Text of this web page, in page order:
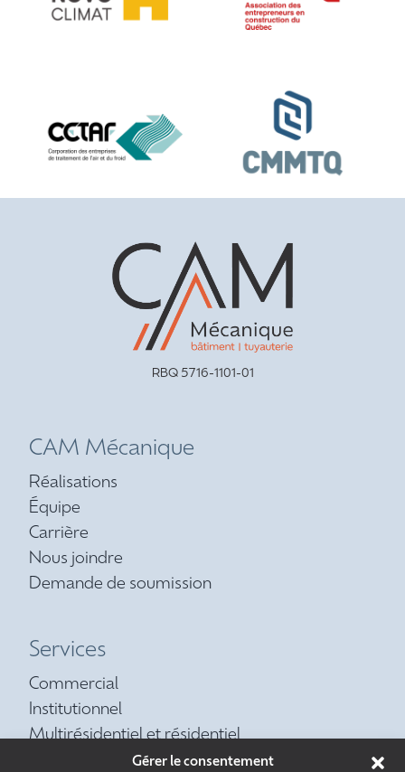
Gérer le consentement
RBQ 5716-1101-01
CAM Mécanique
Réalisations
Équipe
Carrière
Nous joindre
Demande de soumission
Services
Commercial
Institutionnel
Multirésidentiel et résidentiel
Contrat d’entretien préventif